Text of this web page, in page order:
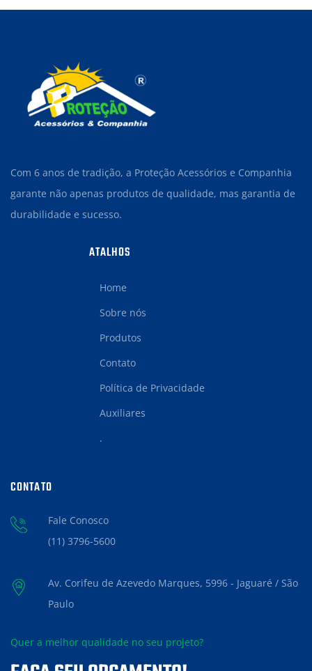
Com 6 anos de tradição, a Proteção Acessórios e Companhia
garante não apenas produtos de qualidade, mas garantia de
durabilidade e sucesso.
ATALHOS
Home
Sobre nós
Produtos
Contato
Política de Privacidade
Auxiliares
.
CONTATO
Fale Conosco
(11) 3796-5600
Av. Corifeu de Azevedo Marques, 5996 - Jaguaré / São
Paulo
Quer a melhor qualidade no seu projeto?